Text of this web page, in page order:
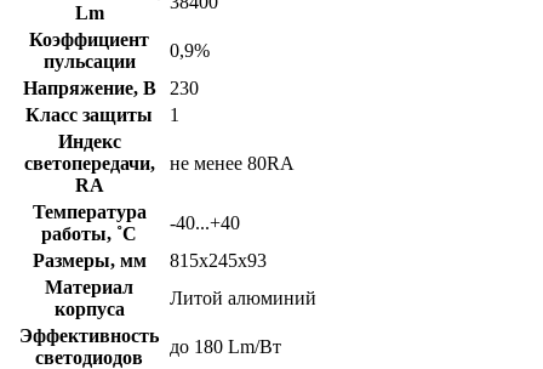
Lm
Коэффициент
пульсации
0,9%
Напряжение, В
230
Класс защиты
1
Индекс
светопередачи,
RA
не менее 80RA
Температура
работы, ˚С
-40...+40
Размеры, мм
815х245х93
Материал
корпуса
Литой алюминий
Эффективность
светодиодов
до 180 Lm/Вт